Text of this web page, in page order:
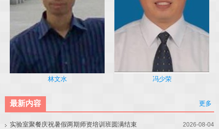
林文水 冯少荣
最新内容 更多
实验室聚餐庆祝暑假两期师资培训班圆满结束 2026-08-04